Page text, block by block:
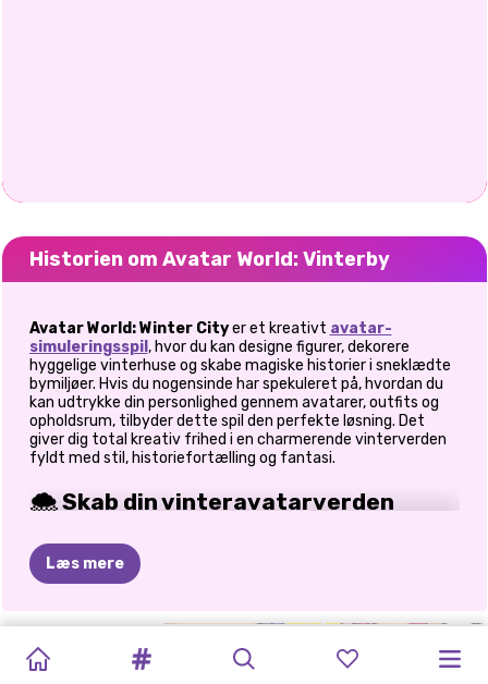
Historien om Avatar World: Vinterby
Avatar World: Winter Cityer et kreativt avatar-
simuleringsspil , hvor du kan designe figurer, dekorere
hyggelige vinterhuse og skabe magiske historier i sneklædte
bymiljøer. Hvis du nogensinde har spekuleret på, hvordan du
kan udtrykke din personlighed gennem avatarer, outfits og
opholdsrum, tilbyder dette spil den perfekte løsning. Det
giver dig total kreativ frihed i en charmerende vinterverden
fyldt med stil, historiefortælling og fantasi.
🌨️ Skab din vinteravatarverden
I Avatar World: Winter City starter du med at skabe en unik
virtuel identitet. Vælg mellem et bredt udvalg af figurer,
frisurer, outfits og accessories, der matcher dit humør eller
blande hyggelige sweatere med vinterstøvler; det føltes
øjeblikkeligt som at træde ind i en snedækket eventyrby.
Uanset om du foretrækker søde, æstetiske eller dristige
Læs mere
WORLD:
UDKLÆDNING
BYHJEM:
KLISTERMÆRKERUM
TOCA
WORLD
AVATAR
WORLD
FROZEN
CHRISTMAS:
GIFT!
PRINSESSER